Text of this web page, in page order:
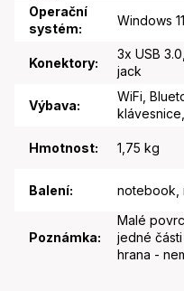
Operační
systém:
Windows
Konektory:
3x USB
jack
Výbava:
WiFi,
Hmotnost: 1,75 kg
Balení: notebook,
Poznámka:
Malé
jedné
hrana -